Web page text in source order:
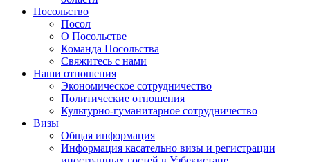
Посольство
Посол
О Посольстве
Команда Посольства
Свяжитесь с нами
Наши отношения
Экономическое сотрудничество
Политические отношения
Культурно-гуманитарное сотрудничество
Визы
Общая информация
Информация касательно визы и регистрации